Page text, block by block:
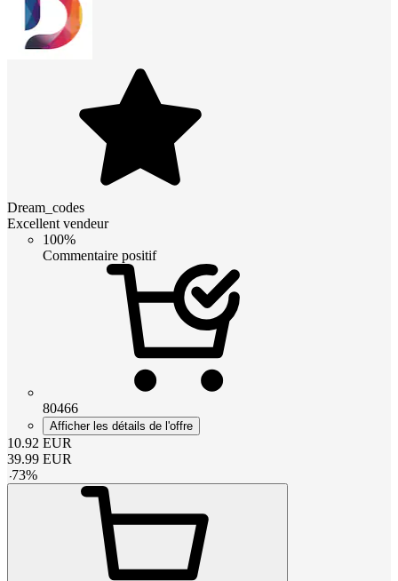
Dream_codes
Excellent vendeur
100%
Commentaire positif
80466
Afficher les détails de l'offre
10.92 EUR
39.99 EUR
-73%